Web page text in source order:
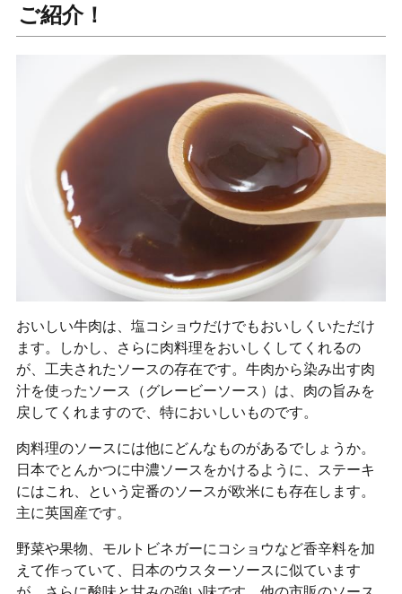
ご紹介！
おいしい牛肉は、塩コショウだけでもおいしくいただけ
ます。しかし、さらに肉料理をおいしくしてくれるの
が、工夫されたソースの存在です。牛肉から染み出す肉
汁を使ったソース（グレービーソース）は、肉の旨みを
戻してくれますので、特においしいものです。
肉料理のソースには他にどんなものがあるでしょうか。
日本でとんかつに中濃ソースをかけるように、ステーキ
にはこれ、という定番のソースが欧米にも存在します。
主に英国産です。
野菜や果物、モルトビネガーにコショウなど香辛料を加
えて作っていて、日本のウスターソースに似ています